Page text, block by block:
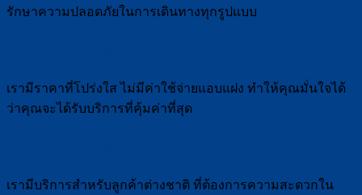
รักษาความปลอดภัยในการเดินทางทุกรูปแบบ
เรามีราคาที่โปร่งใส ไม่มีค่าใช้จ่ายแอบแฝง ทำให้คุณมั่นใจได้
ว่าคุณจะได้รับบริการที่คุ้มค่าที่สุด
เรามีบริการสำหรับลูกค้าต่างชาติ ที่ต้องการความสะดวกใน